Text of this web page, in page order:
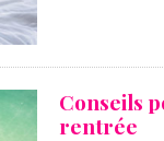
Conseils
rentrée